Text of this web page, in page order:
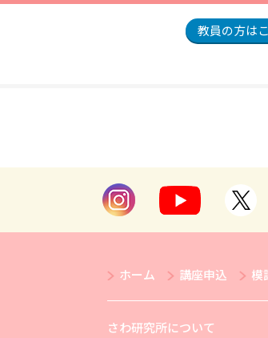
教員の方は
ホーム 講座申込 模
さわ研究所について